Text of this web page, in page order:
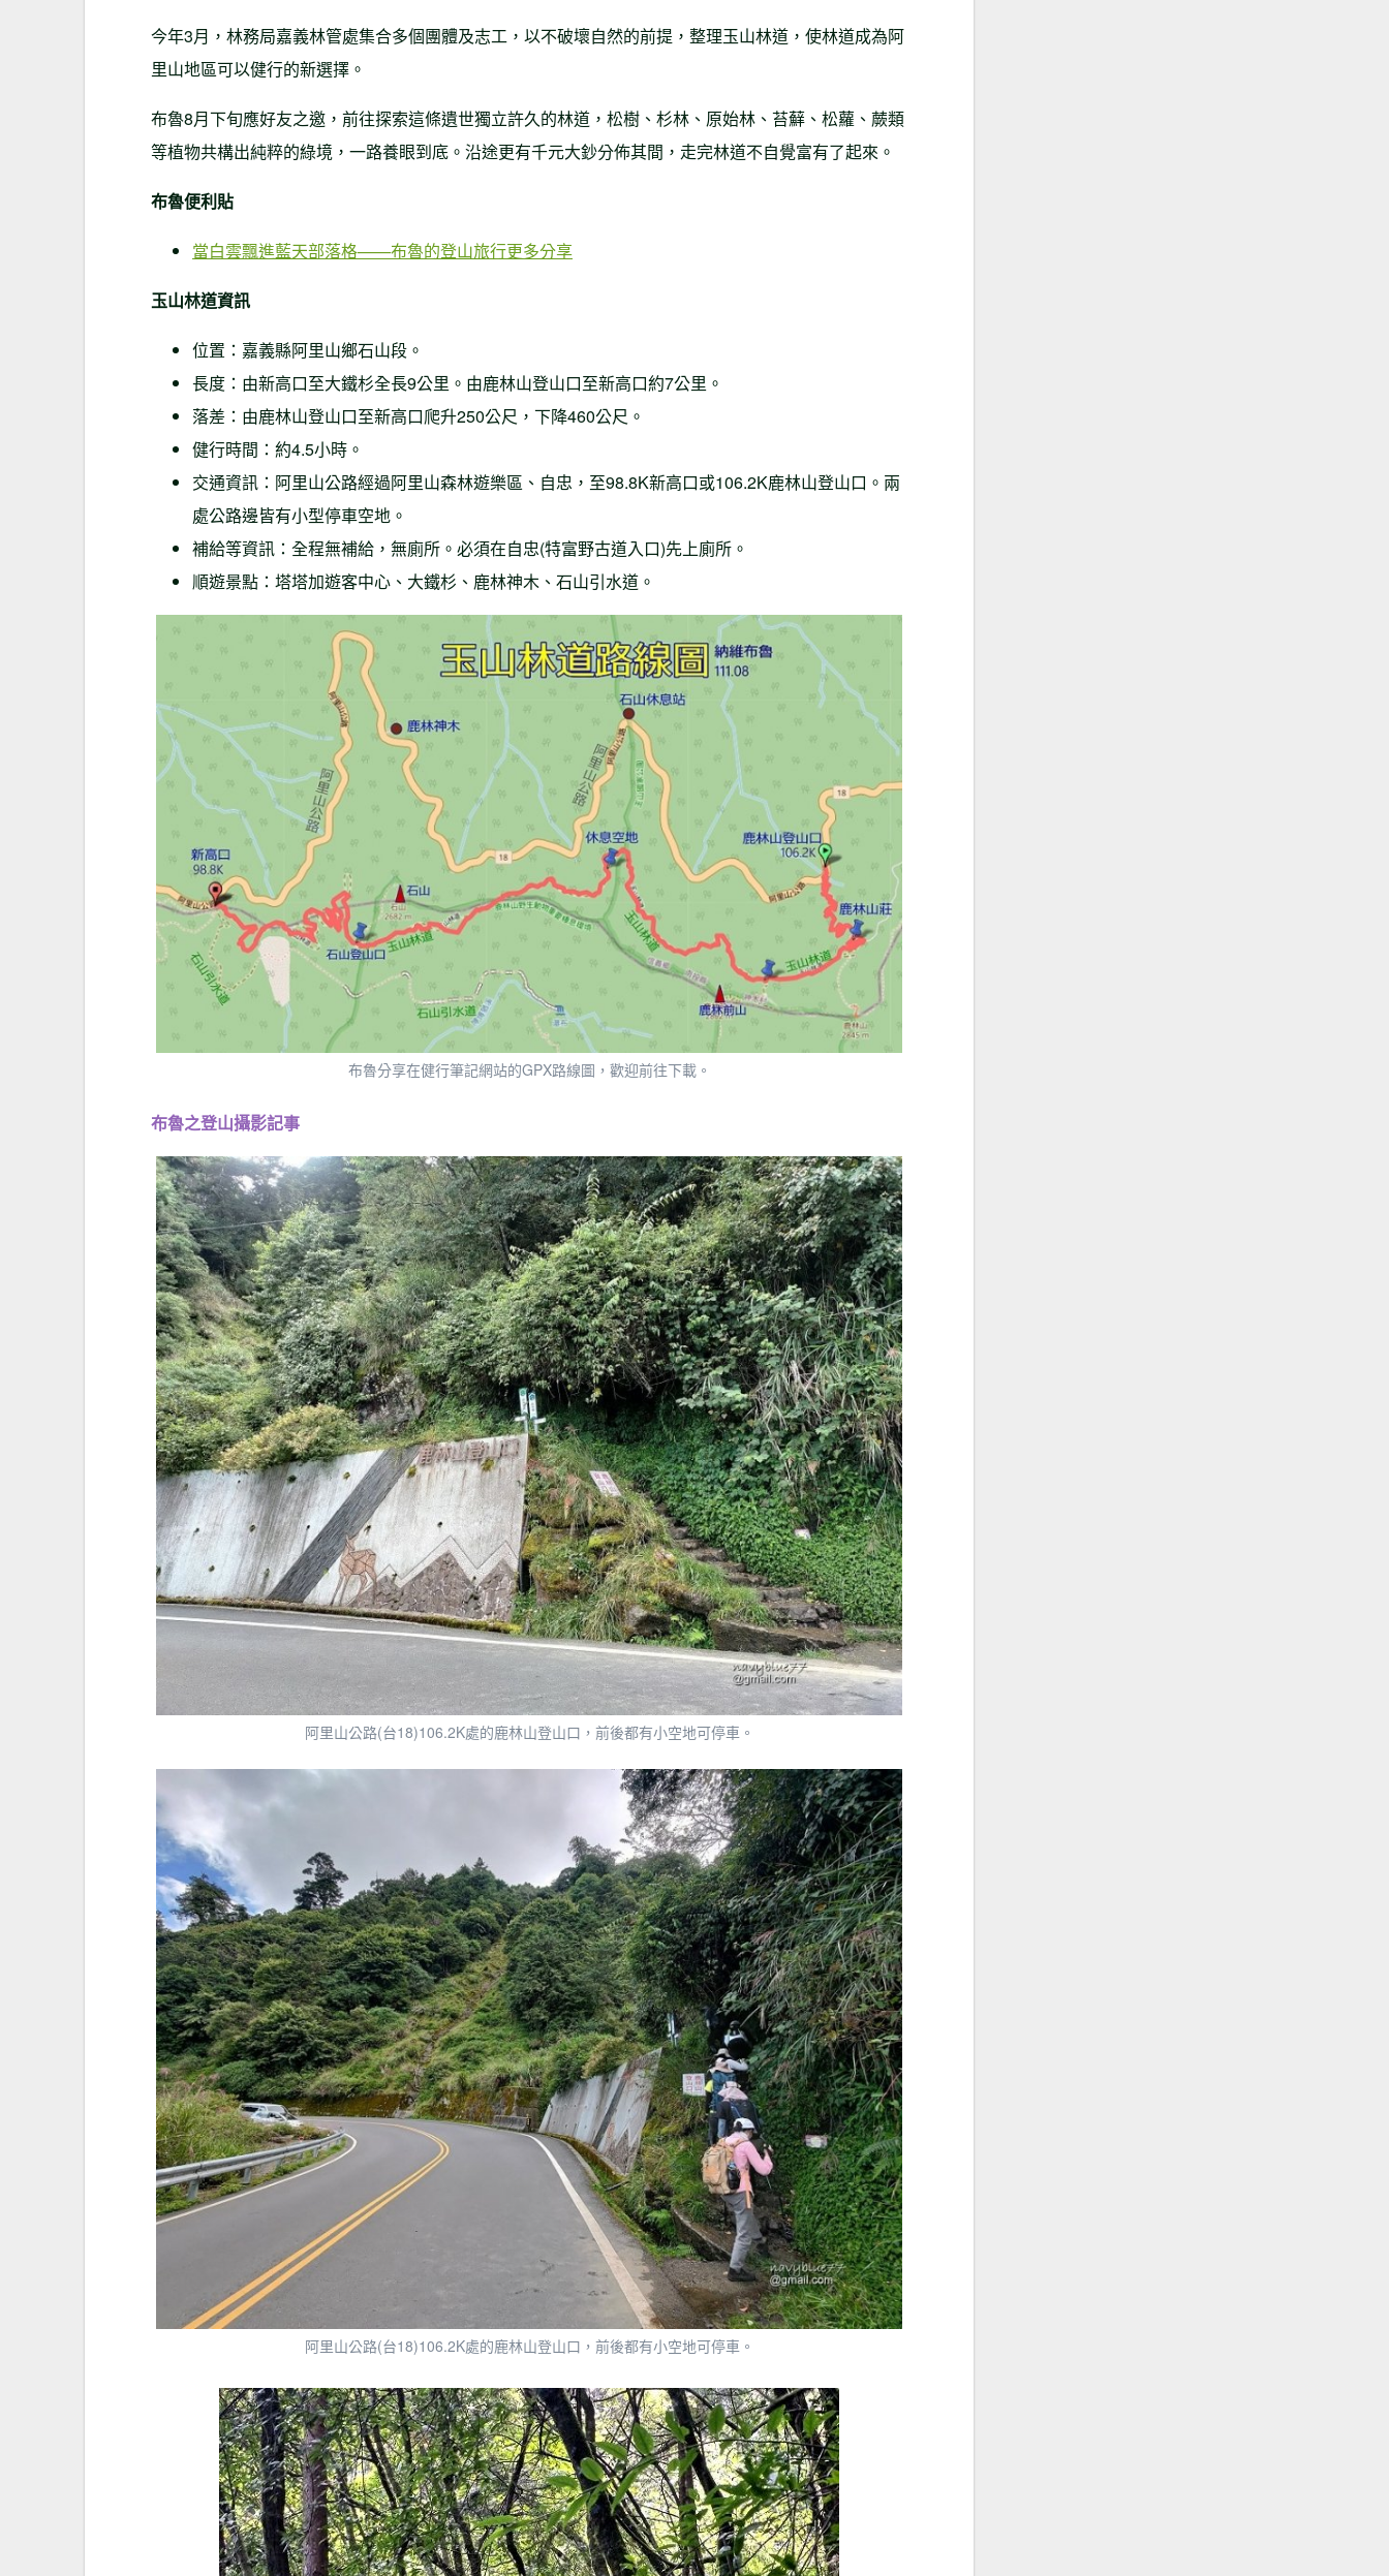
今年3月，林務局嘉義林管處集合多個團體及志工，以不破壞自然的前提，整理玉山林道，使林道成為阿
里山地區可以健行的新選擇。
布魯8月下旬應好友之邀，前往探索這條遺世獨立許久的林道，松樹、杉林、原始林、苔蘚、松蘿、蕨類
等植物共構出純粹的綠境，一路養眼到底。沿途更有千元大鈔分佈其間，走完林道不自覺富有了起來。
布魯便利貼
當白雲飄進藍天部落格——布魯的登山旅行更多分享
玉山林道資訊
位置：嘉義縣阿里山鄉石山段。
長度：由新高口至大鐵杉全長9公里。由鹿林山登山口至新高口約7公里。
落差：由鹿林山登山口至新高口爬升250公尺，下降460公尺。
健行時間：約4.5小時。
交通資訊：阿里山公路經過阿里山森林遊樂區、自忠，至98.8K新高口或106.2K鹿林山登山口。兩
處公路邊皆有小型停車空地。
補給等資訊：全程無補給，無廁所。必須在自忠(特富野古道入口)先上廁所。
順遊景點：塔塔加遊客中心、大鐵杉、鹿林神木、石山引水道。
布魯分享在健行筆記網站的GPX路線圖，歡迎前往下載。
布魯之登山攝影記事
阿里山公路(台18)106.2K處的鹿林山登山口，前後都有小空地可停車。
阿里山公路(台18)106.2K處的鹿林山登山口，前後都有小空地可停車。